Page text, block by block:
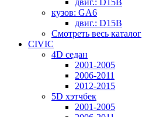
двиг.: D15B
кузов: GA6
двиг.: D15B
Смотреть весь каталог
CIVIC
4D седан
2001-2005
2006-2011
2012-2015
5D хэтчбек
2001-2005